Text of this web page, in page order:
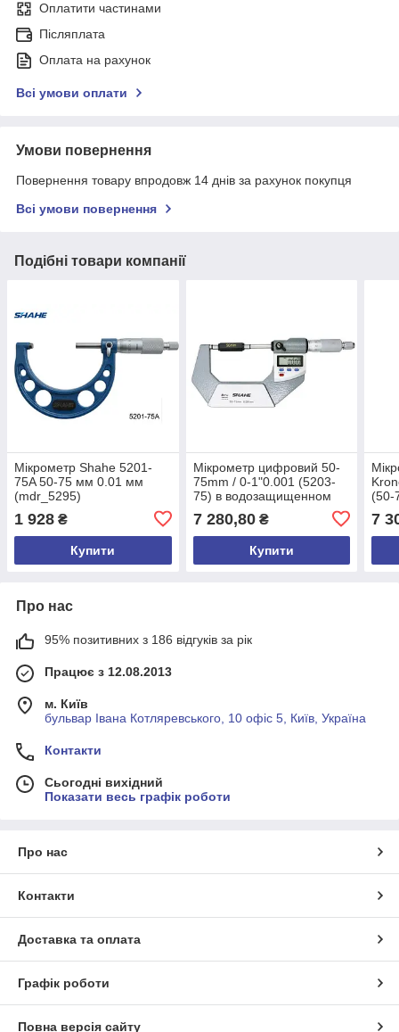
Оплатити частинами
Післяплата
Оплата на рахунок
Всі умови оплати
Умови повернення
Повернення товару впродовж 14 днів за рахунок покупця
Всі умови повернення
Подібні товари компанії
Мікрометр Shahe 5201-
75A 50-75 мм 0.01 мм
(mdr_5295)
1 928 ₴
Купити
Мікрометр цифровий 50-
75mm / 0-1"0.001 (5203-
75) в водозащищенном
металевому корпусі IP 65
Shahe (mdr_0583)
7 280,80₴
Купити
(50-
7
Про нас
95% позитивних з 186 відгуків за рік
Працює з 12.08.2013
м. Київ
бульвар Івана Котляревського, 10 офіс 5, Київ, Україна
Контакти
Сьогодні вихідний
Показати весь графік роботи
Про нас
Контакти
Доставка та оплата
Графік роботи
Повна версія сайту